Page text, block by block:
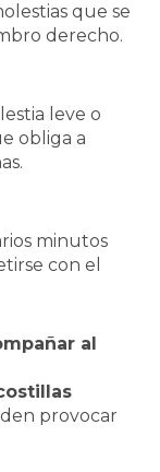
que se
derecho.
leve o
obliga a
minutos
con el
al
provocar